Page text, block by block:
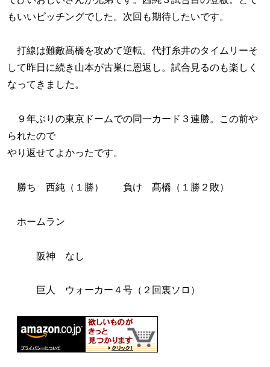
もいいピッチングでした。次回も期待したいです。
打線は難敵髙橋を攻めて逆転。代打糸井のタイムリーそ
して昨日に続き山本が古巣に恩返し。試合見るのも楽しく
なってきました。
９年ぶりの東京ドームでの同一カード３連勝。この前や
られたので
やり返せてよかったです。
勝ち 西純（１勝） 負け 髙橋（１勝２敗）
ホームラン
阪神 なし
巨人 ウォーカー４号（２回裏ソロ）